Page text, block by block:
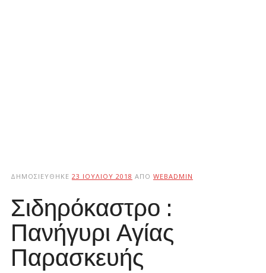
ΔΗΜΟΣΙΕΎΘΗΚΕ 23 ΙΟΥΛΊΟΥ 2018 ΑΠΌ WEBADMIN
Σιδηρόκαστρο :
Πανήγυρι Αγίας
Παρασκευής